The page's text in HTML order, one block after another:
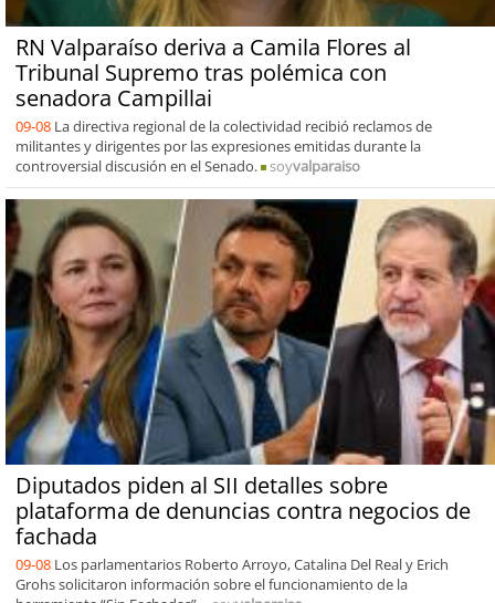
RN Valparaíso deriva a Camila Flores al
Tribunal Supremo tras polémica con
senadora Campillai
09-08 La directiva regional de la colectividad recibió reclamos de
militantes y dirigentes por las expresiones emitidas durante la
controversial discusión en el Senado.
soyvalparaiso
Diputados piden al SII detalles sobre
plataforma de denuncias contra negocios de
fachada
09-08 Los parlamentarios Roberto Arroyo, Catalina Del Real y Erich
Grohs solicitaron información sobre el funcionamiento de la